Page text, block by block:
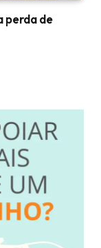
perda de